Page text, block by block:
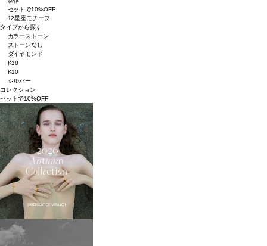
セットで10%OFF
12星座モチーフ
タイプから探す
カラーストーン
ストーンなし
ダイヤモンド
K18
K10
シルバー
コレクション
セットで10%OFF